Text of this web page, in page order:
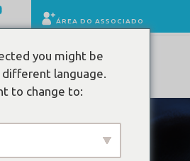
ÁREA DO ASSOCIADO
you might be
different language.
to change to: